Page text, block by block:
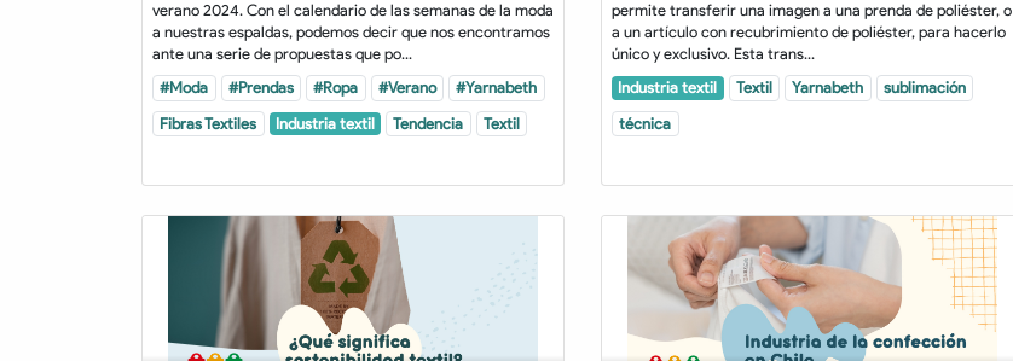
verano 2024. Con el calendario de las semanas de la moda
a nuestras espaldas, podemos decir que nos encontramos
ante una serie de propuestas que po...
#Moda #Prendas #Ropa #Verano
#Yarnabeth
Fibras Textiles
Industria textil Tendencia Textil
permite transferir una imagen a una prenda de poliéster, o
a un artículo con recubrimiento de poliéster, para hacerlo
único y exclusivo. Esta trans...
Industria textil Textil Yarnabeth
sublimación
técnica